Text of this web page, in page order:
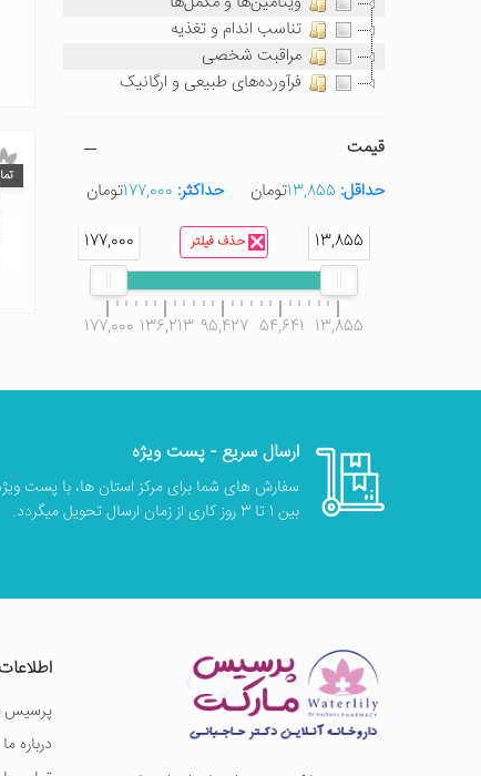
تناسب اندام و تغذیه
مراقبت شخصی
فرآورده‌های طبیعی و ارگانیک
قیمت
حداقل: 13,855تومان حداکثر: 177,000تومان
حذف فیلتر 13,855
177,000
13,855
54,641
95,427
136,213
177,000
ارسال سریع - پست ویژه
سفارش های شما برای مرکز استان ها، با پست
بین 1 تا 3 روز کاری از زمان ارسال تحویل میگردد.
اطلاعات
پرسیس
درباره ما